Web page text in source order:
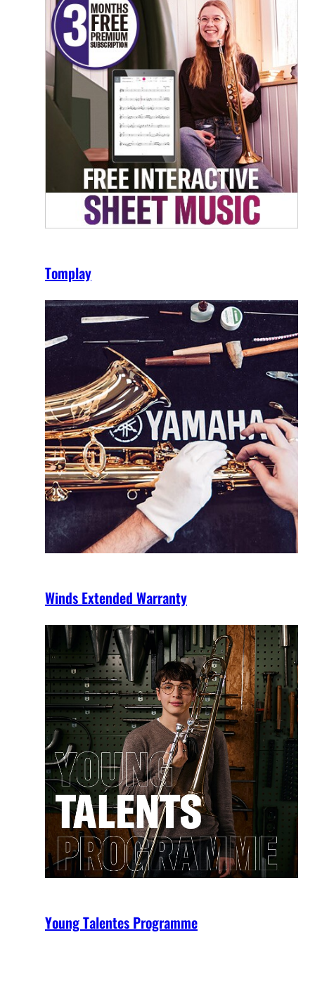
Tomplay
Winds Extended Warranty
Young Talentes Programme